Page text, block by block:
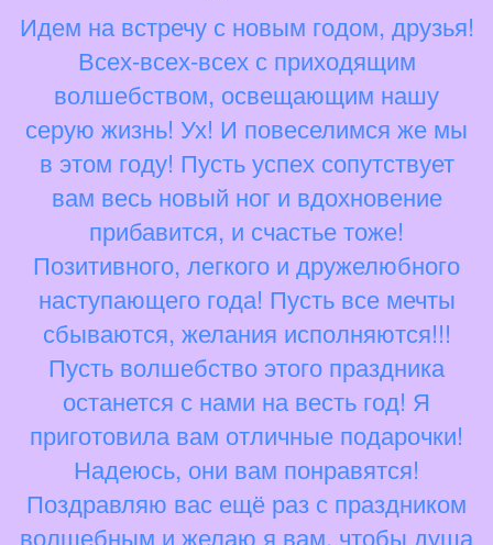
Идем на встречу с новым годом, друзья!
Всех-всех-всех с приходящим
волшебством, освещающим нашу
серую жизнь! Ух! И повеселимся же мы
в этом году! Пусть успех сопутствует
вам весь новый ног и вдохновение
прибавится, и счастье тоже!
Позитивного, легкого и дружелюбного
наступающего года! Пусть все мечты
сбываются, желания исполняются!!!
Пусть волшебство этого праздника
останется с нами на весть год! Я
приготовила вам отличные подарочки!
Надеюсь, они вам понравятся!
Поздравляю вас ещё раз с праздником
волшебным и желаю я вам, чтобы душа